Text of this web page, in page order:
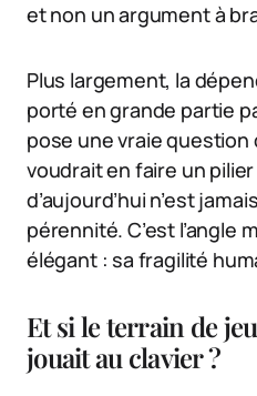
et non un argument à
Plus largement, la
porté en grande partie
pose une vraie
voudrait en faire un
d’aujourd’hui n’est
pérennité. C’est l’angle
élégant : sa fragilité
Et si le terrain de
jouait au clavier ?